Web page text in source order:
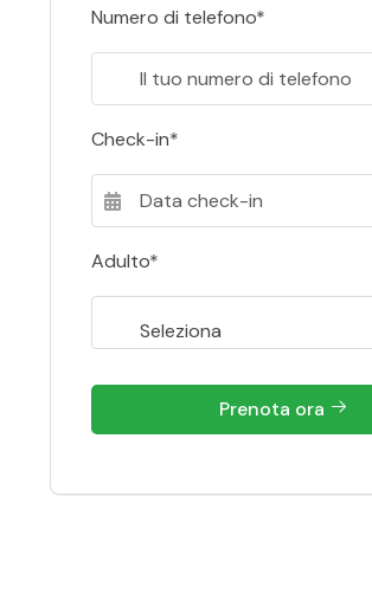
Numero di telefono*
Check-in*
Adulto*
Prenota ora